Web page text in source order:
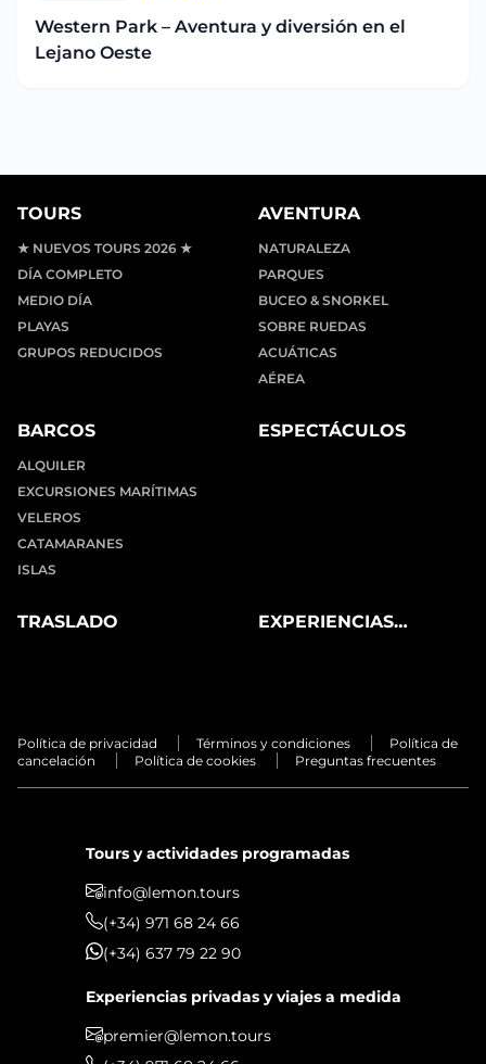
Western Park – Aventura y diversión en el
Lejano Oeste
TOURS
★ NUEVOS TOURS 2026 ★
DÍA COMPLETO
MEDIO DÍA
PLAYAS
GRUPOS REDUCIDOS
AVENTURA
NATURALEZA
PARQUES
BUCEO & SNORKEL
SOBRE RUEDAS
ACUÁTICAS
AÉREA
BARCOS
ALQUILER
EXCURSIONES MARÍTIMAS
VELEROS
CATAMARANES
ISLAS
ESPECTÁCULOS
TRASLADO
EXPERIENCIAS
Política de privacidad Términos y condiciones
Política de
cancelación
Política de cookies Preguntas frecuentes
Tours y actividades programadas
info@lemon.tours
(+34) 971 68 24 66
(+34) 637 79 22 90
Experiencias privadas y viajes a medida
premier@lemon.tours